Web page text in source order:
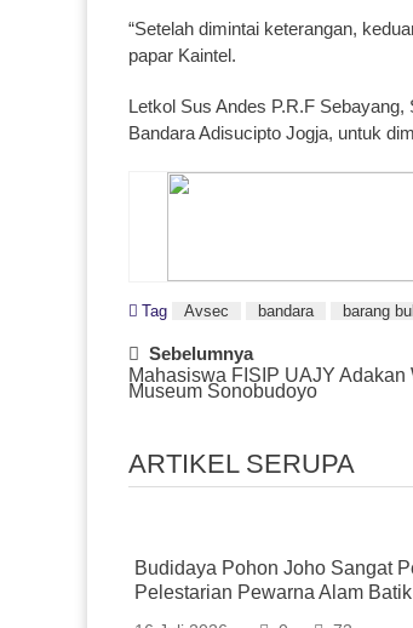
“Setelah dimintai keterangan,
papar Kaintel.
Letkol Sus Andes P.R.F
Bandara Adisucipto Jogja, untuk
Tag Avsec bandara barang
Post
Navigation
Sebelumnya
Mahasiswa FISIP UAJY Adakan
Museum Sonobudoyo
ARTIKEL SERUPA
Budidaya Pohon Joho Sangat
Pelestarian Pewarna Alam Batik